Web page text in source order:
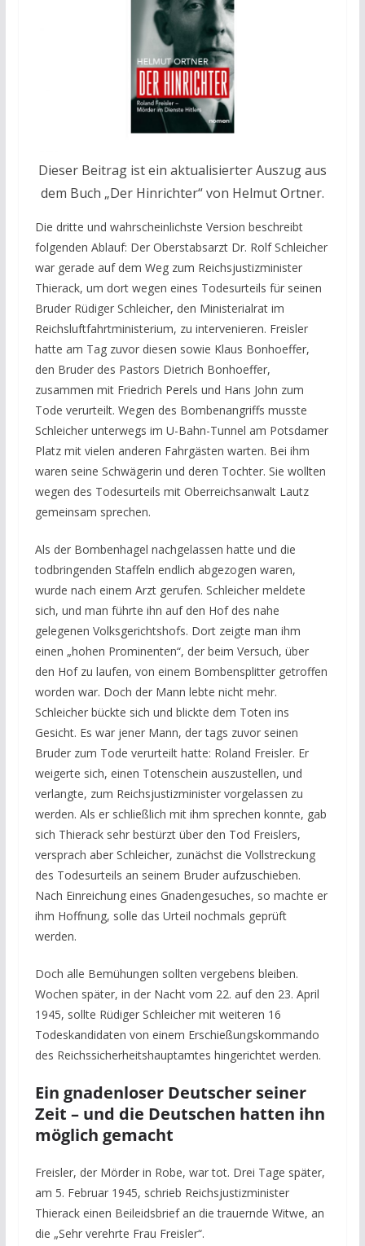
Dieser Beitrag ist ein aktualisierter Auszug aus
dem Buch „Der Hinrichter“ von Helmut Ortner.
Die dritte und wahrscheinlichste Version beschreibt
folgenden Ablauf: Der Oberstabsarzt Dr. Rolf Schleicher
war gerade auf dem Weg zum Reichsjustizminister
Thierack, um dort wegen eines Todesurteils für seinen
Bruder Rüdiger Schleicher, den Ministerialrat im
Reichsluftfahrtministerium, zu intervenieren. Freisler
hatte am Tag zuvor diesen sowie Klaus Bonhoeffer,
den Bruder des Pastors Dietrich Bonhoeffer,
zusammen mit Friedrich Perels und Hans John zum
Tode verurteilt. Wegen des Bombenangriffs musste
Schleicher unterwegs im U-Bahn-Tunnel am Potsdamer
Platz mit vielen anderen Fahrgästen warten. Bei ihm
waren seine Schwägerin und deren Tochter. Sie wollten
wegen des Todesurteils mit Oberreichsanwalt Lautz
gemeinsam sprechen.
Als der Bombenhagel nachgelassen hatte und die
todbringenden Staffeln endlich abgezogen waren,
wurde nach einem Arzt gerufen. Schleicher meldete
sich, und man führte ihn auf den Hof des nahe
gelegenen Volksgerichtshofs. Dort zeigte man ihm
einen „hohen Prominenten“, der beim Versuch, über
den Hof zu laufen, von einem Bombensplitter getroffen
worden war. Doch der Mann lebte nicht mehr.
Schleicher bückte sich und blickte dem Toten ins
Gesicht. Es war jener Mann, der tags zuvor seinen
Bruder zum Tode verurteilt hatte: Roland Freisler. Er
weigerte sich, einen Totenschein auszustellen, und
verlangte, zum Reichsjustizminister vorgelassen zu
werden. Als er schließlich mit ihm sprechen konnte, gab
sich Thierack sehr bestürzt über den Tod Freislers,
versprach aber Schleicher, zunächst die Vollstreckung
des Todesurteils an seinem Bruder aufzuschieben.
Nach Einreichung eines Gnadengesuches, so machte er
ihm Hoffnung, solle das Urteil nochmals geprüft
werden.
Doch alle Bemühungen sollten vergebens bleiben.
Wochen später, in der Nacht vom 22. auf den 23. April
1945, sollte Rüdiger Schleicher mit weiteren 16
Todeskandidaten von einem Erschießungskommando
des Reichssicherheitshauptamtes hingerichtet werden.
Ein gnadenloser Deutscher seiner
Zeit – und die Deutschen hatten ihn
möglich gemacht
Freisler, der Mörder in Robe, war tot. Drei Tage später,
am 5. Februar 1945, schrieb Reichsjustizminister
Thierack einen Beileidsbrief an die trauernde Witwe, an
die „Sehr verehrte Frau Freisler“.